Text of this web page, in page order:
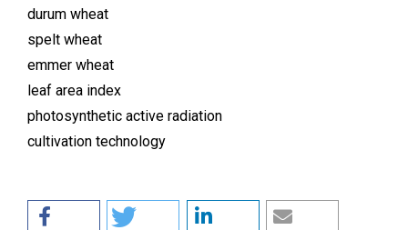
durum wheat
spelt wheat
emmer wheat
leaf area index
photosynthetic active radiation
cultivation technology